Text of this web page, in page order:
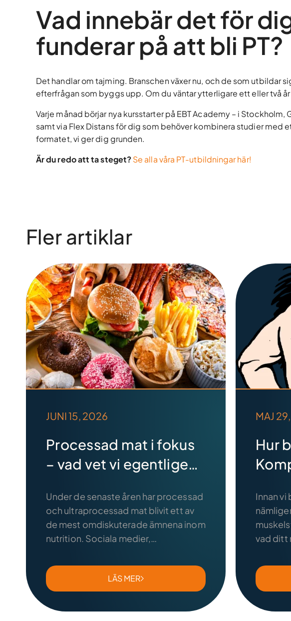
Vad innebär det för
funderar på att bli PT?
Det handlar om tajming. Branschen växer nu, och de som utbildar
efterfrågan som byggs upp. Om du väntar ytterligare ett eller två
Varje månad börjar nya kursstarter på EBT Academy – i
samt via Flex Distans för dig som behöver kombinera studier med
formatet, vi ger dig grunden.
Är du redo att ta steget?Se alla våra PT-utbildningar här!
Fler artiklar
JUNI 15, 2026
Processad mat i fokus
– vad vet vi egentligen
Under de senaste åren har processad
och ultraprocessad mat blivit ett av
de mest omdiskuterade ämnena inom
nutrition. Sociala medier,
varnar ofta för ultraprocessade
livsmedel och kopplar dem till allt från
obesitas till hjärt-kärlsjukdom. Men
vad innebär egentligen begreppen
LÄS MER
MAJ
Hur
Innan vi
vad ditt
båda
men